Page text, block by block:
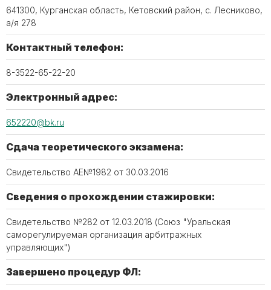
641300, Курганская область, Кетовский район, с. Лесниково,
а/я 278
Контактный телефон:
8-3522-65-22-20
Электронный адрес:
652220@bk.ru
Сдача теоретического экзамена:
Свидетельство АЕ№1982 от 30.03.2016
Сведения о прохождении стажировки:
Свидетельство №282 от 12.03.2018 (Союз "Уральская
саморегулируемая организация арбитражных
управляющих")
Завершено процедур ФЛ: